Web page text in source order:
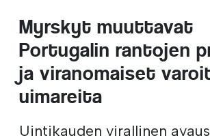
Myrskyt muuttavat
Portugalin rantojen
ja viranomaiset
uimareita
Uintikauden virallinen